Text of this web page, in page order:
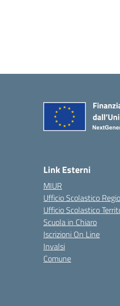
Link Esterni
MIUR
Ufficio Scolastico
Ufficio Scolastico
Scuola in Chiaro
Iscrizioni On Line
Invalsi
Comune